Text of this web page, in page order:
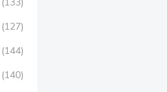
(127)
(144)
(140)